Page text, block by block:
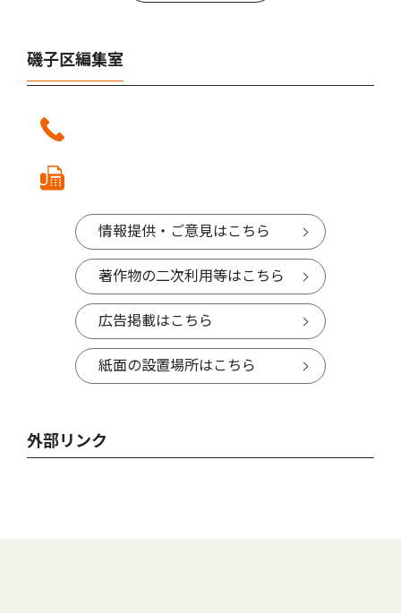
磯子区編集室
情報提供・ご意見はこちら
著作物の二次利用等はこちら
広告掲載はこちら
紙面の設置場所はこちら
外部リンク